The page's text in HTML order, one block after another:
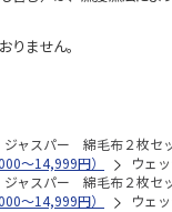
ません。
ャスパー 綿毛布２枚セッ
～14,999円）
ウェ
ャスパー 綿毛布２枚セッ
～14,999円）
ウェ